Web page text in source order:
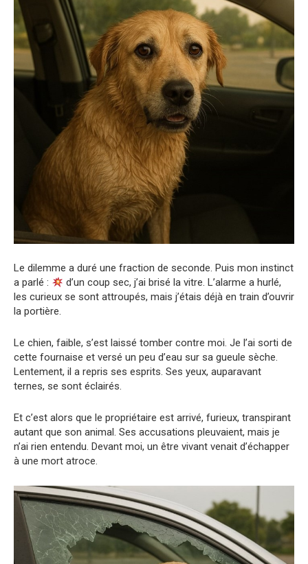
Le dilemme a duré une fraction de seconde. Puis mon instinct
a parlé :
d’un coup sec, j’ai brisé la vitre. L’alarme a hurlé,
les curieux se sont attroupés, mais j’étais déjà en train d’ouvrir
la portière.
Le chien, faible, s’est laissé tomber contre moi. Je l’ai sorti de
cette fournaise et versé un peu d’eau sur sa gueule sèche.
Lentement, il a repris ses esprits. Ses yeux, auparavant
ternes, se sont éclairés.
Et c’est alors que le propriétaire est arrivé, furieux, transpirant
autant que son animal. Ses accusations pleuvaient, mais je
n’ai rien entendu. Devant moi, un être vivant venait d’échapper
à une mort atroce.